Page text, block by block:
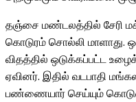
தஞ்சை மண்டலத்தில் சேரி
கொடுரம் சொல்லி
விதத்தில் ஒடுக்கப்பட்ட
ஏவினர். இதில் வடபாதி
பண்ணையார் செய்யும்